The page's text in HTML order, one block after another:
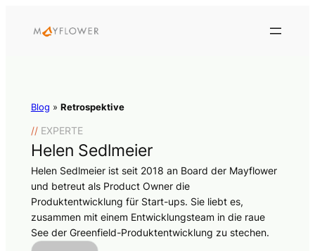
Blog » Retrospektive
//EXPERTE
Helen Sedlmeier
Helen Sedlmeier ist seit 2018 an Board der Mayflower
und betreut als Product Owner die
Produktentwicklung für Start-ups. Sie liebt es,
zusammen mit einem Entwicklungsteam in die raue
See der Greenfield-Produktentwicklung zu stechen.